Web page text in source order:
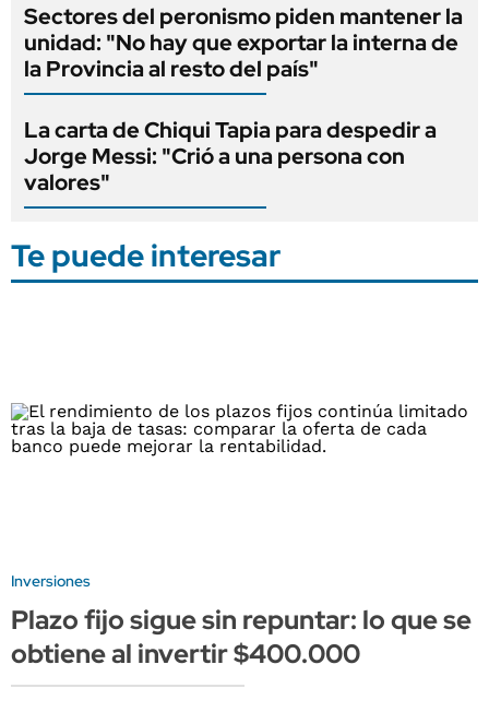
Sectores del peronismo piden mantener la
unidad: "No hay que exportar la interna de
la Provincia al resto del país"
La carta de Chiqui Tapia para despedir a
Jorge Messi: "Crió a una persona con
valores"
Te puede interesar
Inversiones
Plazo fijo sigue sin repuntar: lo que se
obtiene al invertir $400.000